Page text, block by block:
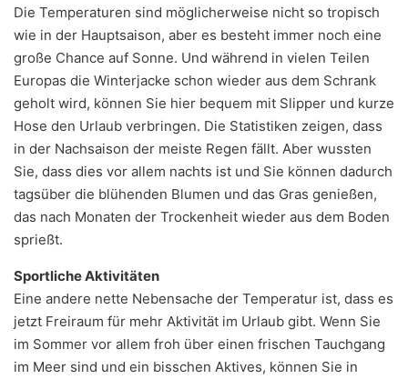
Die Temperaturen sind möglicherweise nicht so tropisch
wie in der Hauptsaison, aber es besteht immer noch eine
große Chance auf Sonne. Und während in vielen Teilen
Europas die Winterjacke schon wieder aus dem Schrank
geholt wird, können Sie hier bequem mit Slipper und kurze
Hose den Urlaub verbringen. Die Statistiken zeigen, dass
in der Nachsaison der meiste Regen fällt. Aber wussten
Sie, dass dies vor allem nachts ist und Sie können dadurch
tagsüber die blühenden Blumen und das Gras genießen,
das nach Monaten der Trockenheit wieder aus dem Boden
sprießt.
Sportliche Aktivitäten
Eine andere nette Nebensache der Temperatur ist, dass es
jetzt Freiraum für mehr Aktivität im Urlaub gibt. Wenn Sie
im Sommer vor allem froh über einen frischen Tauchgang
im Meer sind und ein bisschen Aktives, können Sie in